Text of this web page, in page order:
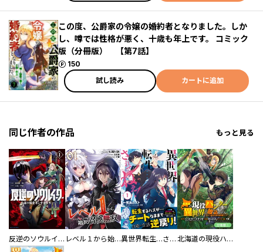
この度、公爵家の令嬢の婚約者となりました。しか
し、噂では性格が悪く、十歳も年上です。 コミック
版（分冊版） 【第7話】
150
ポイント
試し読み
カートに追加
同じ作者の作品 もっと見る
反逆のソウルイーター -魂の捕食者と少女たち- レベル１から始まる召喚無双【単話版】 異世界転生…されてねぇ！（コミック） 北海道の現役ハンターが異世界に放り込まれてみた ～エルフ嫁と巡る異世界狩猟ライフ～【分冊版】